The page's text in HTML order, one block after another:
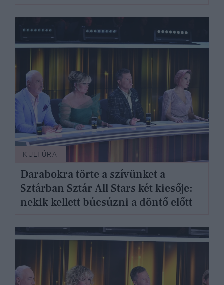
KULTÚRA
Darabokra törte a szívünket a
Sztárban Sztár All Stars két kiesője:
nekik kellett búcsúzni a döntő előtt